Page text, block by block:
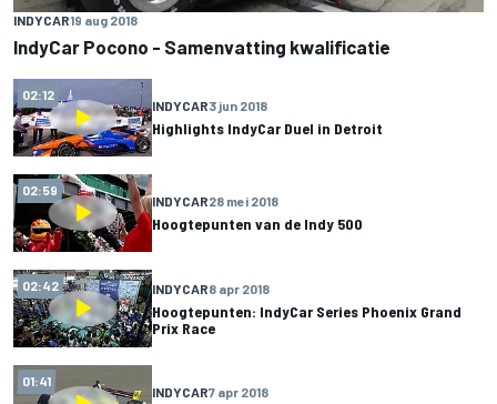
INDYCAR19 aug 2018
IndyCar Pocono - Samenvatting kwalificatie
02:12
INDYCAR3 jun 2018
Highlights IndyCar Duel in Detroit
02:59
INDYCAR28 mei 2018
Hoogtepunten van de Indy 500
02:42 INDYCAR8 apr 2018
Hoogtepunten: IndyCar Series Phoenix Grand
Prix Race
01:41
INDYCAR7 apr 2018